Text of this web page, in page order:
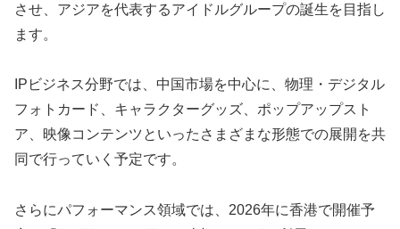
させ、アジアを代表するアイドルグループの誕生を目指し
ます。
IPビジネス分野では、中国市場を中心に、物理・デジタル
フォトカード、キャラクターグッズ、ポップアップスト
ア、映像コンテンツといったさまざまな形態での展開を共
同で行っていく予定です。
さらにパフォーマンス領域では、2026年に香港で開催予